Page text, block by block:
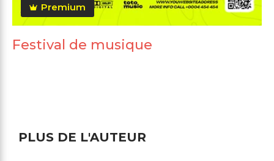
Premium
Festival de musique
PLUS DE L'AUTEUR